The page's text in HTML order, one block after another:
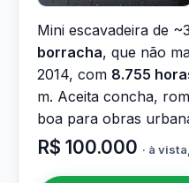
Mini escavadeira de
borracha, que não
2014, com 8.755
m. Aceita concha,
boa para obras
R$ 100.000 · à